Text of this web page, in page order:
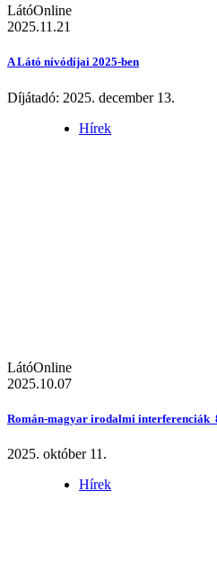
LátóOnline
2025.11.21
A Látó nívódíjai 2025-ben
Díjátadó: 2025. december 13.
Hírek
LátóOnline
2025.10.07
Román-magyar irodalmi interferenciák
2025. október 11.
Hírek